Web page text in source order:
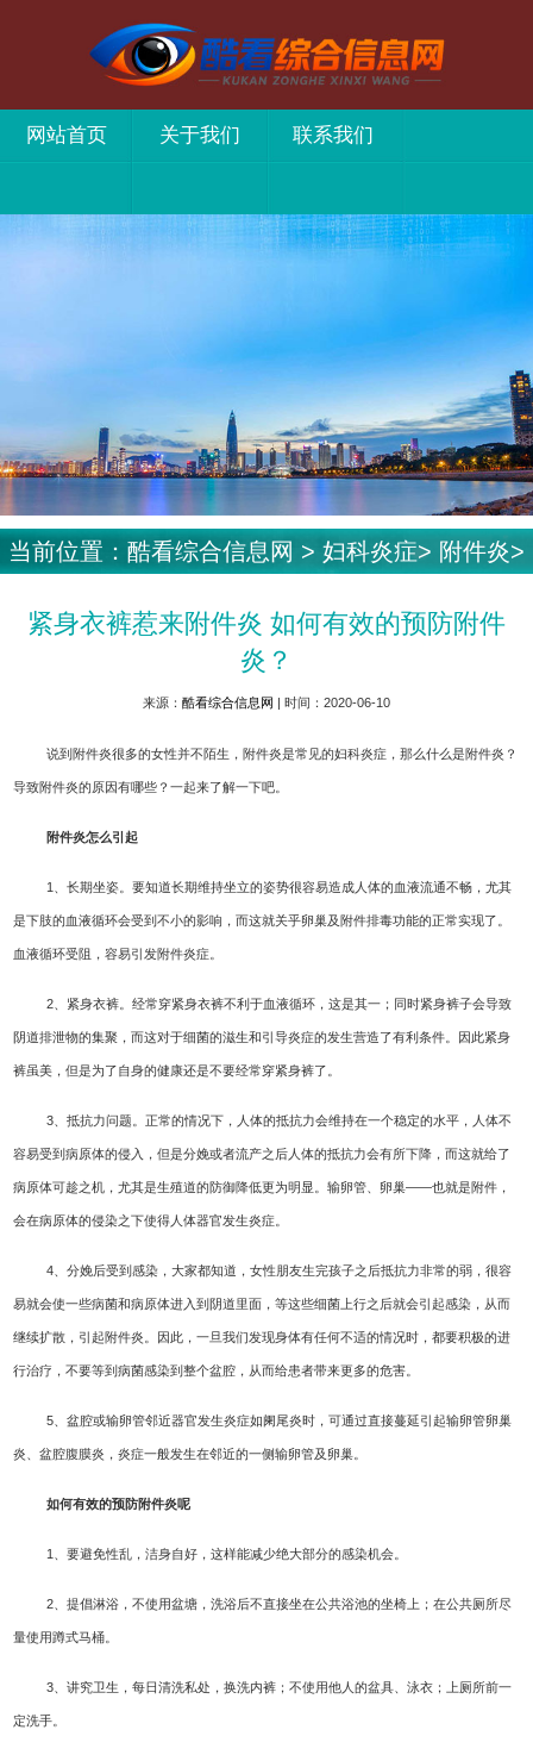
网站首页 关于我们 联系我们
当前位置： 酷看综合信息网 > 妇科炎症> 附件炎>
紧身衣裤惹来附件炎 如何有效的预防附件
炎？
来源： 酷看综合信息网 | 时间：2020-06-10
说到附件炎很多的女性并不陌生，附件炎是常见的妇科炎症，那么什么是附件炎？
导致附件炎的原因有哪些？一起来了解一下吧。
附件炎怎么引起
1、长期坐姿。要知道长期维持坐立的姿势很容易造成人体的血液流通不畅，尤其
是下肢的血液循环会受到不小的影响，而这就关乎卵巢及附件排毒功能的正常实现了。
血液循环受阻，容易引发附件炎症。
2、紧身衣裤。经常穿紧身衣裤不利于血液循环，这是其一；同时紧身裤子会导致
阴道排泄物的集聚，而这对于细菌的滋生和引导炎症的发生营造了有利条件。因此紧身
裤虽美，但是为了自身的健康还是不要经常穿紧身裤了。
3、抵抗力问题。正常的情况下，人体的抵抗力会维持在一个稳定的水平，人体不
容易受到病原体的侵入，但是分娩或者流产之后人体的抵抗力会有所下降，而这就给了
病原体可趁之机，尤其是生殖道的防御降低更为明显。输卵管、卵巢——也就是附件，
会在病原体的侵染之下使得人体器官发生炎症。
4、分娩后受到感染，大家都知道，女性朋友生完孩子之后抵抗力非常的弱，很容
易就会使一些病菌和病原体进入到阴道里面，等这些细菌上行之后就会引起感染，从而
继续扩散，引起附件炎。因此，一旦我们发现身体有任何不适的情况时，都要积极的进
行治疗，不要等到病菌感染到整个盆腔，从而给患者带来更多的危害。
5、盆腔或输卵管邻近器官发生炎症如阑尾炎时，可通过直接蔓延引起输卵管卵巢
炎、盆腔腹膜炎，炎症一般发生在邻近的一侧输卵管及卵巢。
如何有效的预防附件炎呢
1、要避免性乱，洁身自好，这样能减少绝大部分的感染机会。
2、提倡淋浴，不使用盆塘，洗浴后不直接坐在公共浴池的坐椅上；在公共厕所尽
量使用蹲式马桶。
3、讲究卫生，每日清洗私处，换洗内裤；不使用他人的盆具、泳衣；上厕所前一
定洗手。